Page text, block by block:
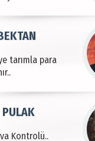
tarımla para
Kontrolü..
PULAK